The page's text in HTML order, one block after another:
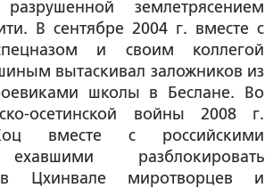
землетрясением
В сентябре 2004 г. вместе с
и своим коллегой
вытаскивал заложников из
школы в Беслане. Во
осетинской войны 2008 г.
вместе с российскими
разблокировать
Цхинвале миротворцев и